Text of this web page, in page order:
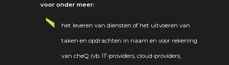
voor onder meer:
het leveren van diensten of het uitvoeren van
taken en opdrachten in naam en voor rekening
van cheQ (vb. IT-providers, cloud-providers,